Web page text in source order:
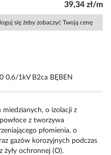
39,34 zł/m
się żeby zobaczyć Twoją cenę
0,6/1kV B2ca BĘBEN
miedzianych, o izolacji z
z tworzywa
płomienia, o
gazów korozyjnych podczas
żyły ochronnej (O).